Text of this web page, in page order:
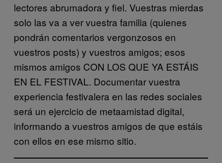
lectores abrumadora y fiel. Vuestras mierdas
solo las va a ver vuestra familia (quienes
pondrán comentarios vergonzosos en
vuestros posts) y vuestros amigos; esos
mismos amigos CON LOS QUE YA ESTÁIS
EN EL FESTIVAL. Documentar vuestra
experiencia festivalera en las redes sociales
será un ejercicio de metaamistad digital,
informando a vuestros amigos de que estáis
con ellos en ese mismo sitio.